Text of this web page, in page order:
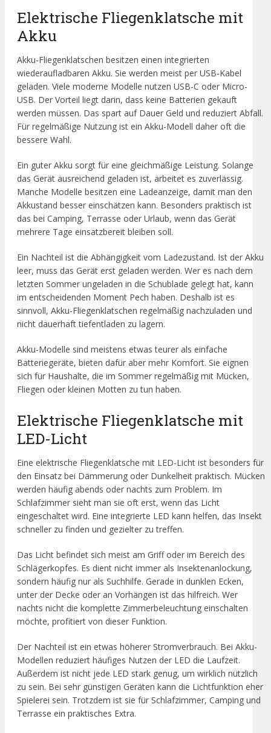
Elektrische Fliegenklatsche mit
Akku
Akku-Fliegenklatschen besitzen einen integrierten
wiederaufladbaren Akku. Sie werden meist per USB-Kabel
geladen. Viele moderne Modelle nutzen USB-C oder Micro-
USB. Der Vorteil liegt darin, dass keine Batterien gekauft
werden müssen. Das spart auf Dauer Geld und reduziert Abfall.
Für regelmäßige Nutzung ist ein Akku-Modell daher oft die
bessere Wahl.
Ein guter Akku sorgt für eine gleichmäßige Leistung. Solange
das Gerät ausreichend geladen ist, arbeitet es zuverlässig.
Manche Modelle besitzen eine Ladeanzeige, damit man den
Akkustand besser einschätzen kann. Besonders praktisch ist
das bei Camping, Terrasse oder Urlaub, wenn das Gerät
mehrere Tage einsatzbereit bleiben soll.
Ein Nachteil ist die Abhängigkeit vom Ladezustand. Ist der Akku
leer, muss das Gerät erst geladen werden. Wer es nach dem
letzten Sommer ungeladen in die Schublade gelegt hat, kann
im entscheidenden Moment Pech haben. Deshalb ist es
sinnvoll, Akku-Fliegenklatschen regelmäßig nachzuladen und
nicht dauerhaft tiefentladen zu lagern.
Akku-Modelle sind meistens etwas teurer als einfache
Batteriegeräte, bieten dafür aber mehr Komfort. Sie eignen
sich für Haushalte, die im Sommer regelmäßig mit Mücken,
Fliegen oder kleinen Motten zu tun haben.
Elektrische Fliegenklatsche mit
LED-Licht
Eine elektrische Fliegenklatsche mit LED-Licht ist besonders für
den Einsatz bei Dämmerung oder Dunkelheit praktisch. Mücken
werden häufig abends oder nachts zum Problem. Im
Schlafzimmer sieht man sie oft erst, wenn das Licht
eingeschaltet wird. Eine integrierte LED kann helfen, das Insekt
schneller zu finden und gezielter zu treffen.
Das Licht befindet sich meist am Griff oder im Bereich des
Schlägerkopfes. Es dient nicht immer als Insektenanlockung,
sondern häufig nur als Suchhilfe. Gerade in dunklen Ecken,
unter der Decke oder an Vorhängen ist das hilfreich. Wer
nachts nicht die komplette Zimmerbeleuchtung einschalten
möchte, profitiert von dieser Funktion.
Der Nachteil ist ein etwas höherer Stromverbrauch. Bei Akku-
Modellen reduziert häufiges Nutzen der LED die Laufzeit.
Außerdem ist nicht jede LED stark genug, um wirklich nützlich
zu sein. Bei sehr günstigen Geräten kann die Lichtfunktion eher
Spielerei sein. Trotzdem ist sie für Schlafzimmer, Camping und
Terrasse ein praktisches Extra.